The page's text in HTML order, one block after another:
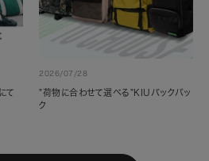
て
2026/07/28
"荷物に合わせて選べる"KIUバックパッ
ク